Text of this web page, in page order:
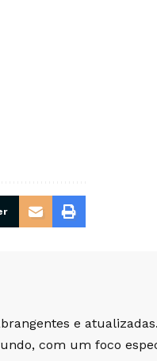
e
com um foco